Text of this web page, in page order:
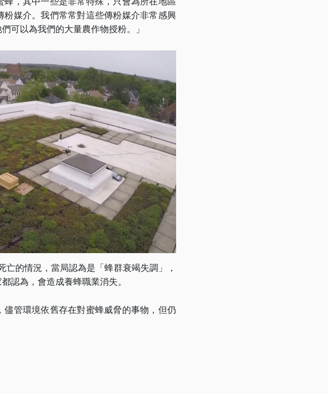
媒介。我們常常對這些傳粉媒介非常感興
可以為我們的大量農作物授粉。」
的情況，當局認為是「蜂群衰竭失調」，
認為，會造成養蜂職業消失。
管環境依舊存在對蜜蜂威脅的事物，但仍